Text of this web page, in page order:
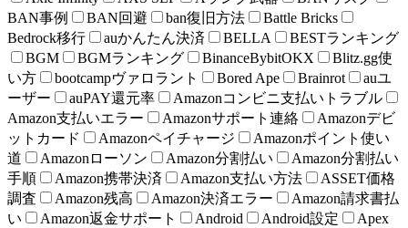
BAN事例
BAN回避 ban復旧方法
Battle Bricks
Bedrock移行
auかんたん決済 BELLA
BESTランキング
BGM
BGMランキング BinanceBybitOKX
Blitz.gg使
い方
bootcampヴァロラント Bored Ape Brainrot
auユ
ーザー
auPAY還元率
Amazonコンビニ支払いトラブル
Amazon支払いエラー
Amazonサポート連絡
Amazonデビ
ットカード
Amazonペイチャージ
Amazonポイント使い
道
Amazonローソン Amazon分割払い
Amazon分割払い
手順
Amazon携帯決済 Amazon支払い方法
ASSET価格
調査
Amazon残高 Amazon決済エラー
Amazon請求書払
い
Amazon返金サポート Android Android設定
Apex